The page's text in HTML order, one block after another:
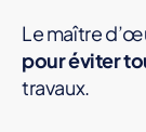
Le maître
pour éviter
travaux.